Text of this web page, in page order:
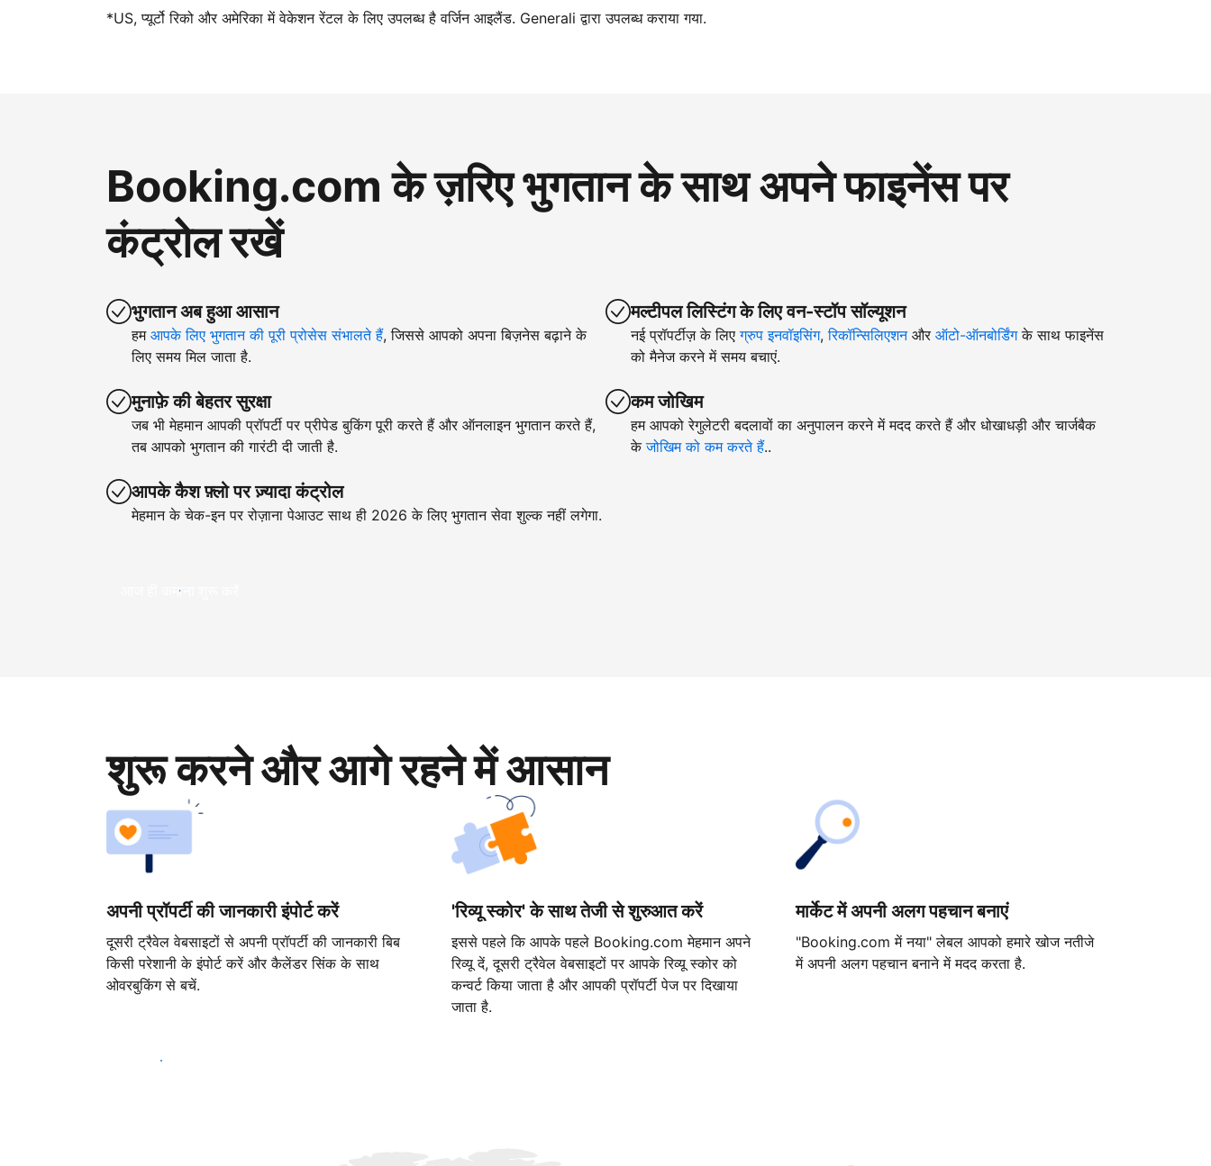
*US, प्यूर्टो रिको और अमेरिका में वेकेशन रेंटल के लिए उपलब्ध है वर्जिन आइलैंड. Generali द्वारा उपलब्ध कराया गया.
Booking.com के ज़रिए भुगतान के साथ अपने फाइनेंस पर
कंट्रोल रखें
भुगतान अब हुआ आसान
हम आपके लिए भुगतान की पूरी प्रोसेस संभालते हैं, जिससे आपको अपना बिज़नेस बढ़ाने के
लिए समय मिल जाता है.
मुनाफ़े की बेहतर सुरक्षा
जब भी मेहमान आपकी प्रॉपर्टी पर प्रीपेड बुकिंग पूरी करते हैं और ऑनलाइन भुगतान करते हैं,
तब आपको भुगतान की गारंटी दी जाती है.
आपके कैश फ़्लो पर ज़्यादा कंट्रोल
मेहमान के चेक-इन पर रोज़ाना पेआउट साथ ही 2026 के लिए भुगतान सेवा शुल्क नहीं लगेगा.
मल्टीपल लिस्टिंग के लिए वन-स्टॉप सॉल्यूशन
नई प्रॉपर्टीज़ के लिएग्रुप इनवॉइसिंग,रिकॉन्सिलिएशनऔर ऑटो-ऑनबोर्डिंगके साथ फाइनेंस
को मैनेज करने में समय बचाएं.
कम जोखिम
हम आपको रेगुलेटरी बदलावों का अनुपालन करने में मदद करते हैं और धोखाधड़ी और चार्जबैक
केजोखिम को कम करते हैं..
आज ही कमाना शुरू करें
शुरू करने और आगे रहने में आसान
अपनी प्रॉपर्टी की जानकारी इंपोर्ट करें
दूसरी ट्रैवेल वेबसाइटों से अपनी प्रॉपर्टी की जानकारी बिब
किसी परेशानी के इंपोर्ट करें और कैलेंडर सिंक के साथ
ओवरबुकिंग से बचें.
'रिव्यू स्कोर' के साथ तेजी से शुरुआत करें
इससे पहले कि आपके पहले Booking.com मेहमान अपने
रिव्यू दें, दूसरी ट्रैवेल वेबसाइटों पर आपके रिव्यू स्कोर को
कन्वर्ट किया जाता है और आपकी प्रॉपर्टी पेज पर दिखाया
जाता है.
मार्केट में अपनी अलग पहचान बनाएं
"Booking.com में नया" लेबल आपको हमारे खोज नतीजे
में अपनी अलग पहचान बनाने में मदद करता है.
आज ही शुरू करें